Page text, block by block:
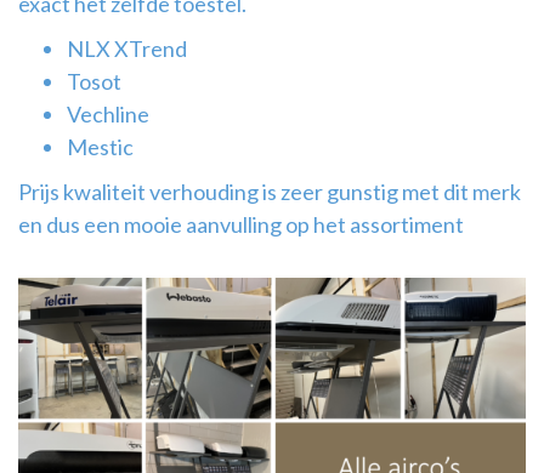
NLX XTrend
Tosot
Vechline
Mestic
Prijs kwaliteit verhouding is zeer gunstig met dit merk
en dus een mooie aanvulling op het assortiment